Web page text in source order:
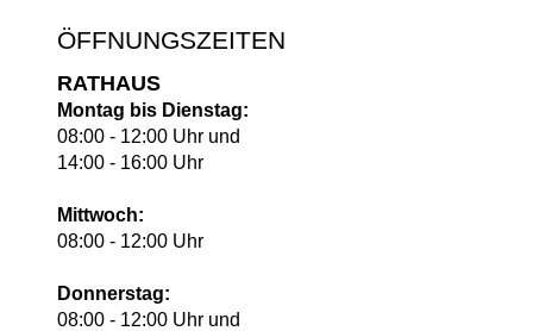
ÖFFNUNGSZEITEN
RATHAUS
Montag bis Dienstag:
08:00 - 12:00 Uhr und
14:00 - 16:00 Uhr
Mittwoch:
08:00 - 12:00 Uhr
Donnerstag:
08:00 - 12:00 Uhr und